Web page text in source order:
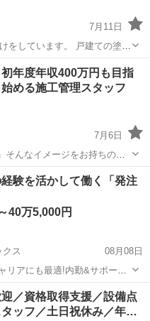
7月11日
ます。 戸建ての塗装
職人
初年度年収400万円も目指
める施工管理スタッフ
7月6日
そんなイメージをお持ちの方
らでも研修制度や資格取得支
験を活かして働く「発注
40万5,000円
ス
08月08日
リアにも最適!内勤&サポート
間に立ち、スムーズに事業が
発注者支援業務とは?> 国土交
／資格取得支援／設備点
ッフ／土日祝休み／年…